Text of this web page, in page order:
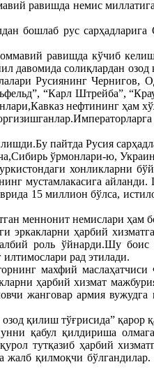
равишда немис
бошлаб рус
равишда кўчиб
солиқлардан
Русиянинг Чернигов,
“Карл Штрейба”,
нефтининг ҳам
пайтда Русия
ўрмонлари-ю,
хонликларни
мустамлакасига
15 миллион бўлса,
меннонит немислари ҳам
эркакларни ҳарбий
роль ўйнарди.Шу
рад этилади.
махфий
ҳарбий хизмат
жанговар армия
қилиш тўғрисида” қарор
қабул қилдириша
тутқазиб ҳарбий
қилмоқчи бўлгандилар.